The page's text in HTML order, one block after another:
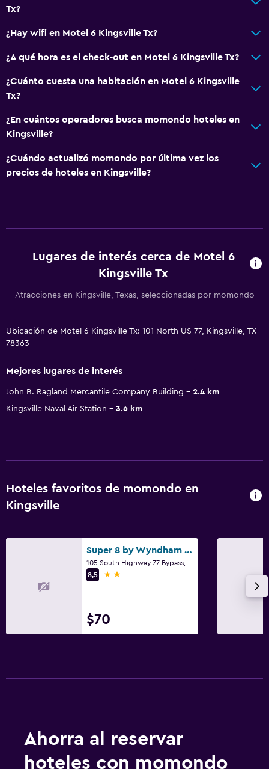
Tx?
¿Hay wifi en Motel 6 Kingsville Tx?
¿A qué hora es el check-out en Motel 6 Kingsville Tx?
¿Cuánto cuesta una habitación en Motel 6 Kingsville
Tx?
¿En cuántos operadores busca momondo hoteles en
Kingsville?
¿Cuándo actualizó momondo por última vez los
precios de hoteles en Kingsville?
Lugares de interés cerca de Motel 6
Kingsville Tx
Atracciones en Kingsville, Texas, seleccionadas por momondo
Ubicación de Motel 6 Kingsville Tx: 101 North US 77, Kingsville, TX
78363
Mejores lugares de interés
John B. Ragland Mercantile Company Building
2.4 km
Kingsville Naval Air Station
3.6 km
Hoteles favoritos de momondo en
Kingsville
Super 8 by Wyndham Kingsville
8,5
2 estrellas
$70
Ahorra al reservar
hoteles con momondo